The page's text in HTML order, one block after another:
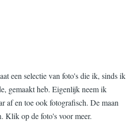
een selectie van foto's die ik, sinds ik
gemaakt heb. Eigenlijk neem ik
af en toe ook fotografisch. De maan
Klik op de foto's voor meer.